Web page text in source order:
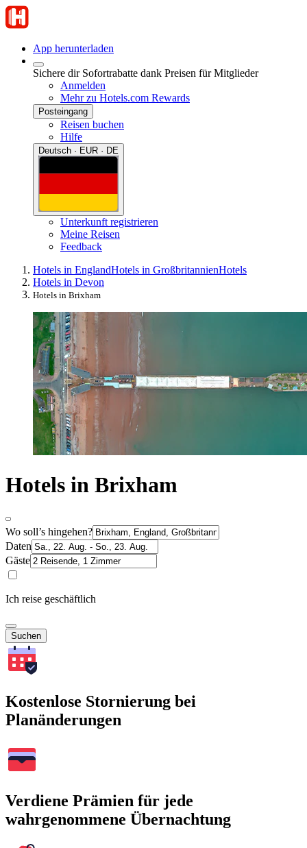
App herunterladen
Sichere dir Sofortrabatte dank Preisen für Mitglieder
Anmelden
Mehr zu Hotels.com Rewards
Posteingang
Reisen buchen
Hilfe
Deutsch · EUR · DE
Unterkunft registrieren
Meine Reisen
Feedback
Hotels in EnglandHotels in GroßbritannienHotels
Hotels in Devon
Hotels in Brixham
Hotels in Brixham
Wo soll’s hingehen?
Daten
Gäste
Ich reise geschäftlich
Suchen
Kostenlose Stornierung bei
Planänderungen
Verdiene Prämien für jede
wahrgenommene Übernachtung